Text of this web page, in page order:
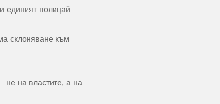
единият полицай.
склоняване към
на властите, а на